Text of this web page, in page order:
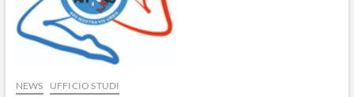
CHE
DETTA
CRITERI
MODALITA’
NEWS UFFICIO STUDI